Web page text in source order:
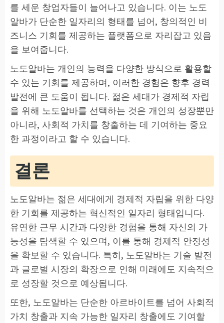
를 세운 창업자들이 늘어나고 있습니다. 이는 노도
알바가 단순한 일자리의 형태를 넘어, 창의적인 비
즈니스 기회를 제공하는 플랫폼으로 자리잡고 있음
을 보여줍니다.
노도알바는 개인의 능력을 다양한 방식으로 활용할
수 있는 기회를 제공하며, 이러한 경험은 향후 경력
발전에 큰 도움이 됩니다. 젊은 세대가 경제적 자립
을 위해 노도알바를 선택하는 것은 개인의 성장뿐만
아니라, 사회적 가치를 창출하는 데 기여하는 중요
한 과정이라고 할 수 있습니다.
결론
노도알바는 젊은 세대에게 경제적 자립을 위한 다양
한 기회를 제공하는 혁신적인 일자리 형태입니다.
유연한 근무 시간과 다양한 경험을 통해 자신의 가
능성을 탐색할 수 있으며, 이를 통해 경제적 안정성
을 확보할 수 있습니다. 특히, 노도알바는 기술 발전
과 글로벌 시장의 확장으로 인해 미래에도 지속적으
로 성장할 것으로 예상됩니다.
또한, 노도알바는 단순한 아르바이트를 넘어 사회적
가치 창출과 지속 가능한 일자리 창출에도 기여할